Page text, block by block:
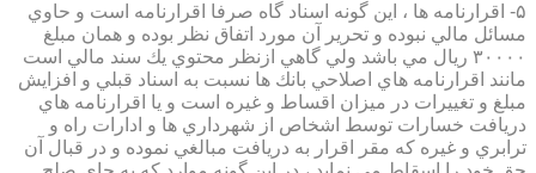
۵- اقرارنامه ها ، اين گونه اسناد گاه صرفا اقرارنامه است و حاوي
مسائل مالي نبوده و تحرير آن مورد اتفاق نظر بوده و همان مبلغ
۳۰۰۰۰ ريال مي باشد ولي گاهي ازنظر محتوي يك سند مالي است
مانند اقرارنامه هاي اصلاحي بانك ها نسبت به اسناد قبلي و افزايش
مبلغ و تغييرات در ميزان اقساط و غيره است و يا اقرارنامه هاي
دريافت خسارات توسط اشخاص از شهرداري ها و ادارات راه و
ترابري و غيره كه مقر اقرار به دريافت مبالغي نموده و در قبال آن